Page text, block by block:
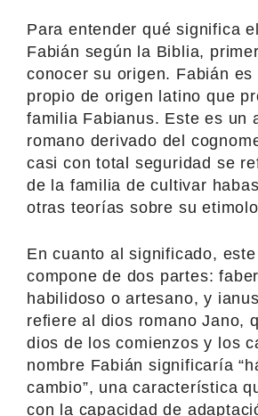
Para entender qué significa
Fabián según la Biblia,
conocer su origen. Fabián es
propio de origen latino que
familia Fabianus. Este es un
romano derivado del
casi con total seguridad se
de la familia de cultivar
otras teorías sobre su
En cuanto al significado,
compone de dos partes:
habilidoso o artesano, y
refiere al dios romano Jano,
dios de los comienzos y los
nombre Fabián significaría
cambio”, una característica
con la capacidad de